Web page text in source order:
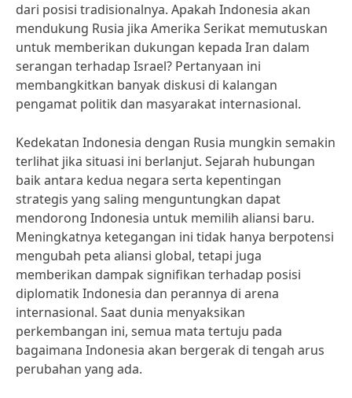
dari posisi tradisionalnya. Apakah Indonesia akan
mendukung Rusia jika Amerika Serikat memutuskan
untuk memberikan dukungan kepada Iran dalam
serangan terhadap Israel? Pertanyaan ini
membangkitkan banyak diskusi di kalangan
pengamat politik dan masyarakat internasional.
Kedekatan Indonesia dengan Rusia mungkin semakin
terlihat jika situasi ini berlanjut. Sejarah hubungan
baik antara kedua negara serta kepentingan
strategis yang saling menguntungkan dapat
mendorong Indonesia untuk memilih aliansi baru.
Meningkatnya ketegangan ini tidak hanya berpotensi
mengubah peta aliansi global, tetapi juga
memberikan dampak signifikan terhadap posisi
diplomatik Indonesia dan perannya di arena
internasional. Saat dunia menyaksikan
perkembangan ini, semua mata tertuju pada
bagaimana Indonesia akan bergerak di tengah arus
perubahan yang ada.